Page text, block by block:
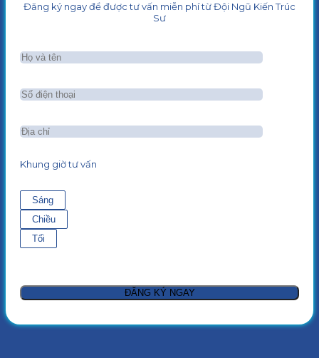
Đăng ký ngay để được tư vấn miễn phí từ Đội Ngũ Kiến Trúc
Sư
Khung giờ tư vấn
Sáng
Chiều
Tối